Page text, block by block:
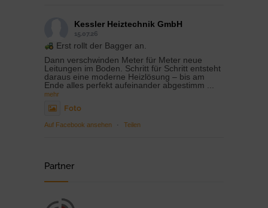
Kessler Heiztechnik GmbH
15.07.26
Erst rollt der Bagger an.
Dann verschwinden Meter für Meter neue
Leitungen im Boden. Schritt für Schritt entsteht
daraus eine moderne Heizlösung – bis am
Ende alles perfekt aufeinander abgestimm ...
mehr
Foto
Auf Facebook ansehen · Teilen
Partner